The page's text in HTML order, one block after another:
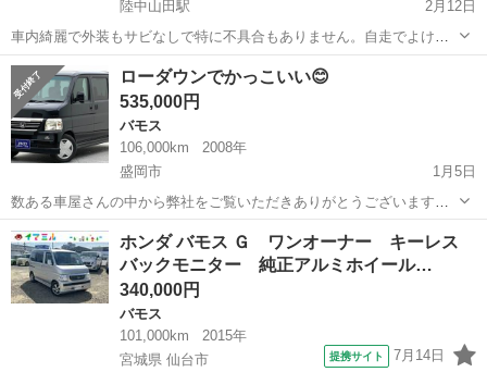
陸中山田駅
2月12日
車内綺麗で外装もサビなしで特に不具合もありません。自走でよけれ
ばお届け可能です！ 問い合わせお待ちしております
岩手 陸中山田駅 ホンダバモス
ローダウンでかっこいい😊
535,000円
バモス
106,000km
2008年
盛岡市
1月5日
数ある車屋さんの中から弊社をご覧いただきありがとうございます！
オトロン盛岡店と申します(^^♪🥳 東北3店舗目、オトロン最北端のお店
として、2024年4月1日に新店舗オープンとなりました🔥❤️‍🔥 冬が訪...
岩手 盛岡市 バモス
ホンダ バモス Ｇ ワンオーナー キーレス
バックモニター 純正アルミホイール…
340,000円
バモス
101,000km
2015年
宮城県 仙台市
提携サイト 7月14日